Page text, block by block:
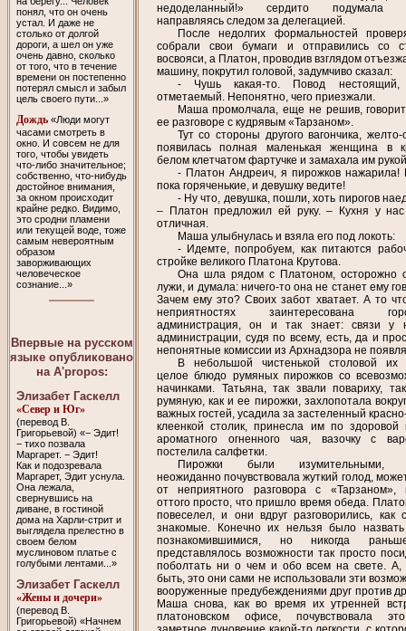
понял, что он очень
устал. И даже не
столько от долгой
дороги, а шел он уже
очень давно, сколько
от того, что в течение
времени он постепенно
потерял смысл и забыл
цель своего пути...»
Дождь«Люди могут
часами смотреть в
окно. И совсем не для
того, чтобы увидеть
что-либо значительное;
собственно, что-нибудь
достойное внимания,
за окном происходит
крайне редко. Видимо,
это сродни пламени
или текущей воде, тоже
самым невероятным
образом
заворживающих
человеческое
сознание...»
Впервые на русском
языке опубликовано
на A'propos:
Элизабет Гаскелл
«Север и Юг»
(перевод В.
Григорьевой) «− Эдит!
− тихо позвала
Маргарет. − Эдит!
Как и подозревала
Маргарет, Эдит уснула.
Она лежала,
свернувшись на
диване, в гостиной
дома на Харли-стрит и
выглядела прелестно в
своем белом
муслиновом платье с
голубыми лентами...»
Элизабет Гаскелл
«Жены и дочери»
(перевод В.
Григорьевой) «Начнем
недоделанный!» сердито подумала
направляясь следом за делегацией.
После недолгих формальностей
собрали свои бумаги и отправились со
восвояси, а Платон, проводив взглядом
машину, покрутил головой, задумчиво сказал:
- Чушь какая-то. Повод нестоящий,
отметаемый. Непонятно, чего приезжали.
Маша промолчала, еще не решив,
ее разговоре с кудрявым «Тарзаном».
Тут со стороны другого вагончика, желто-
появилась полная маленькая женщина в
белом клетчатом фартучке и замахала им
- Платон Андреич, я пирожков нажарила!
пока горяченькие, и девушку ведите!
- Ну что, девушка, пошли, хоть пирогов
– Платон предложил ей руку. – Кухня у нас
отличная.
Маша улыбнулась и взяла его под локоть:
- Идемте, попробуем, как питаются
стройке великого Платона Крутова.
Она шла рядом с Платоном, осторожно
лужи, и думала: ничего-то она не станет ему
Зачем ему это? Своих забот хватает. А то
неприятностях заинтересована
администрация, он и так знает: связи у
администрации, судя по всему, есть, да и
непонятные комиссии из Архнадзора не
В небольшой чистенькой столовой их
целое блюдо румяных пирожков со
начинками. Татьяна, так звали повариху,
румяную, как и ее пирожки, захлопотала
важных гостей, усадила за застеленный
клеенкой столик, принесла им по здоровой
ароматного огненного чая, вазочку с
постелила салфетки.
Пирожки были изумительными,
неожиданно почувствовала жуткий голод,
от неприятного разговора с «Тарзаном»,
оттого просто, что пришло время обеда.
повеселел, и они вдруг разговорились, как
знакомые. Конечно их нельзя было назвать
познакомившимися, но никогда
представлялось возможности так просто
поболтать ни о чем и обо всем на свете. А,
быть, это они сами не использовали эти
вооруженные предубеждениями друг против
Маша снова, как во время их утренней
платоновском офисе, почувствовала